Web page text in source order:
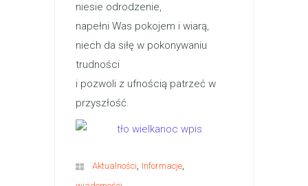
niesie odrodzenie,
napełni Was pokojem i wiarą,
niech da siłę w pokonywaniu
trudności
i pozwoli z ufnością patrzeć w
przyszłość.
Aktualności, Informacje,